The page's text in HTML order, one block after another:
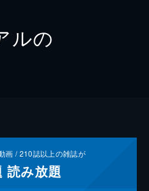
ルの
画 /210誌以上の雑誌が
読み放題